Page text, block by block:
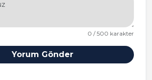
0 / 500 karakter
Yorum Gönder